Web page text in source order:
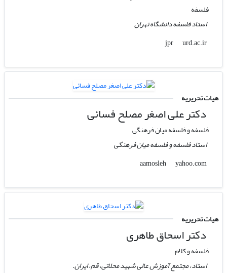
فلسفه
استاد فلسفه دانشگاه تهران
jpr
urd.ac.ir
هیات تحریریه
دکتر علی‌ اصغر مصلح فسائی
فلسفه و فلسفه میان فرهنگی
استاد فلسفه و فلسفه میان فرهنگی
aamosleh
yahoo.com
هیات تحریریه
دکتر اسحاق طاهری
فلسفه و کلام
استاد، مجتمع آموزش عالی شهید محلاتی، قم، ایران.